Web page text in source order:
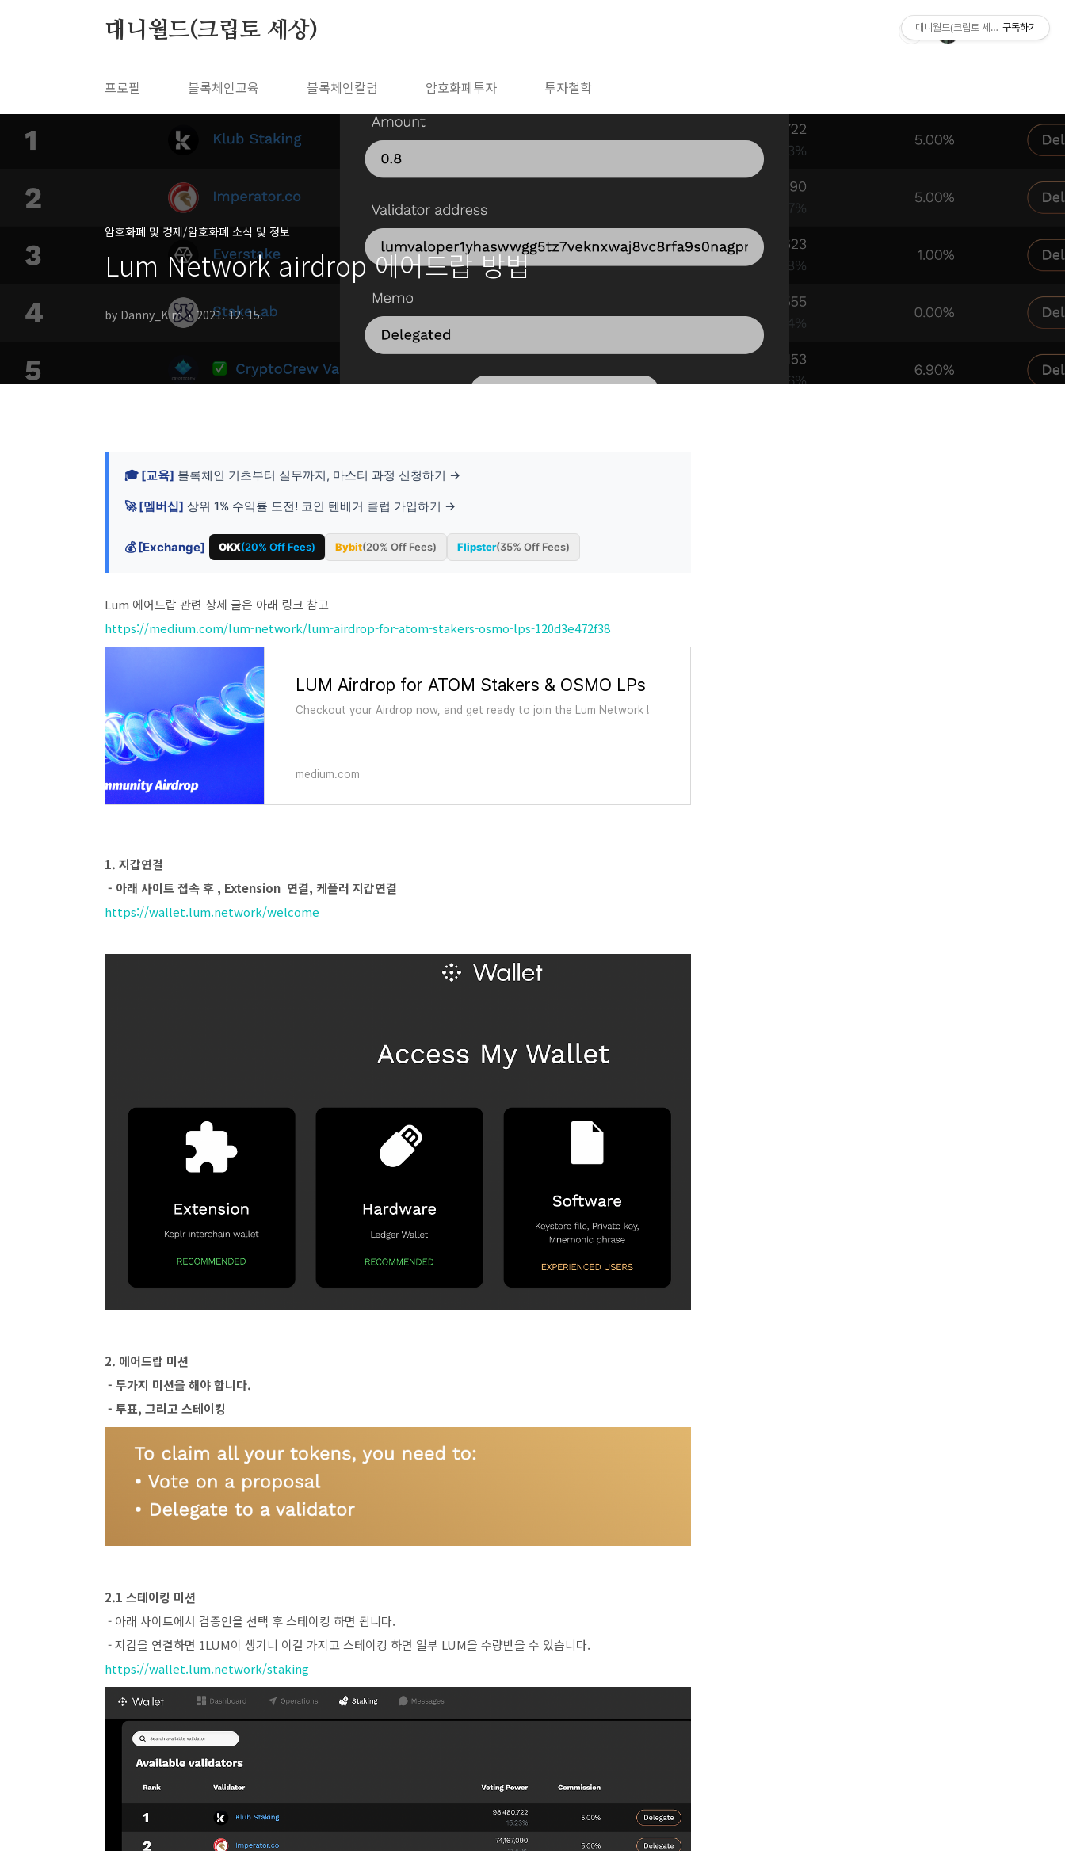
대니월드(크립토 세상)
프로필 블록체인교육 블록체인칼럼 암호화폐투자 투자철학
암호화폐 및 경제/암호화폐 소식 및 정보
Lum Network airdrop 에어드랍 방법
by Danny_Kim 2021. 12. 15.
🎓 [교육] 블록체인 기초부터 실무까지, 마스터 과정 신청하기 →
🚀 [멤버십] 상위 1% 수익률 도전! 코인 텐베거 클럽 가입하기 →
💰 [Exchange] OKX(20% Off Fees) Bybit(20% Off Fees) Flipster(35% Off Fees)
Lum 에어드랍 관련 상세 글은 아래 링크 참고
https://medium.com/lum-network/lum-airdrop-for-atom-stakers-osmo-lps-120d3e472f38
LUM Airdrop for ATOM Stakers & OSMO LPs
Checkout your Airdrop now, and get ready to join the Lum Network !
medium.com
1. 지갑연결
- 아래 사이트 접속 후 , Extension 연결, 케플러 지갑연결
https://wallet.lum.network/welcome
2. 에어드랍 미션
- 두가지 미션을 해야 합니다.
- 투표, 그리고 스테이킹
2.1 스테이킹 미션
- 아래 사이트에서 검증인을 선택 후 스테이킹 하면 됩니다.
- 지갑을 연결하면 1LUM이 생기니 이걸 가지고 스테이킹 하면 일부 LUM을 수량받을 수 있습니다.
https://wallet.lum.network/staking
대니월드(크립토 세상) 구독하기